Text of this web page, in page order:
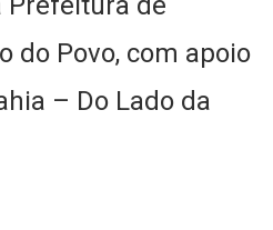
do Povo, com apoio
– Do Lado da